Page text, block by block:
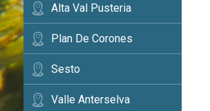
Alta Val Pusteria
Plan De Corones
Sesto
Valle Anterselva